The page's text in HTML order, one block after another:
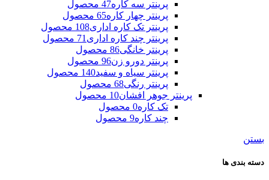
پرینتر سه کاره47 محصول
پرینتر چهار کاره65 محصول
پرینتر تک کاره اداری108 محصول
پرینتر چند کاره اداری 71 محصول
پرینتر خانگی86 محصول
پرینتر دورو زن96 محصول
پرینتر سیاه و سفید140 محصول
پرینتر رنگی68 محصول
پرینتر جوهر افشان10 محصول
تک کاره0 محصول
چند کاره9 محصول
بستن
دسته بندی ها